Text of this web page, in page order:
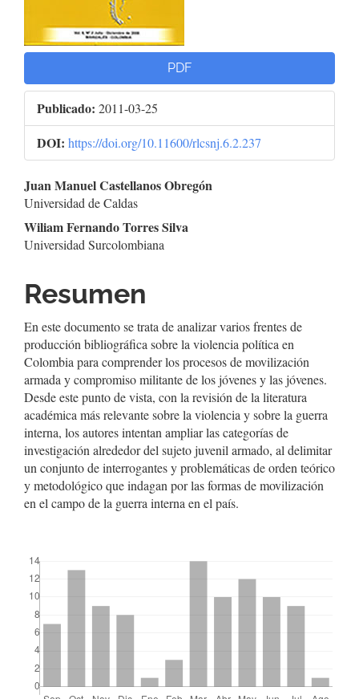
PDF
Publicado: 2011-03-25
DOI: https://doi.org/10.11600/rlcsnj.6.2.237
Contenido
principal
del
artículo
Juan Manuel Castellanos Obregón
Universidad de Caldas
Wiliam Fernando Torres Silva
Universidad Surcolombiana
Resumen
En este documento se trata de analizar varios frentes de
producción bibliográfica sobre la violencia política en
Colombia para comprender los procesos de movilización
armada y compromiso militante de los jóvenes y las jóvenes.
Desde este punto de vista, con la revisión de la literatura
académica más relevante sobre la violencia y sobre la guerra
interna, los autores intentan ampliar las categorías de
investigación alrededor del sujeto juvenil armado, al delimitar
un conjunto de interrogantes y problemáticas de orden teórico
y metodológico que indagan por las formas de movilización
en el campo de la guerra interna en el país.